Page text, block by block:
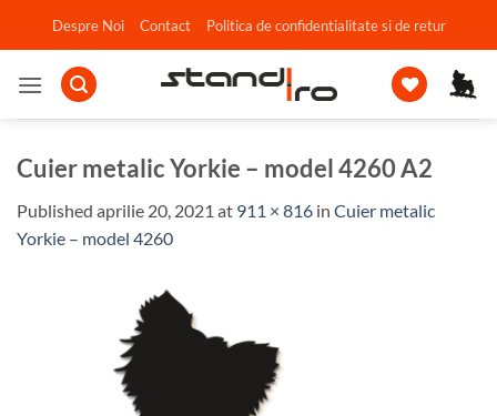
Despre Noi Contact Politica de confidentialitate si de retur
Cuier metalic Yorkie – model 4260 A2
Published aprilie 20, 2021 at 911 × 816 in Cuier metalic
Yorkie – model 4260